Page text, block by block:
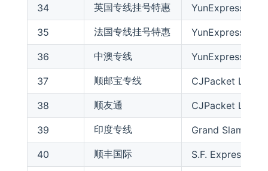
34 英国专线挂号特惠 YunExpress
35 法国专线挂号特惠 YunExpress
36 中澳专线 YunExpress
37 顺邮宝专线 CJPacket Liquid
38 顺友通 CJPacket Liquid
39 印度专线 Grand Slam
40 顺丰国际 S.F. Express